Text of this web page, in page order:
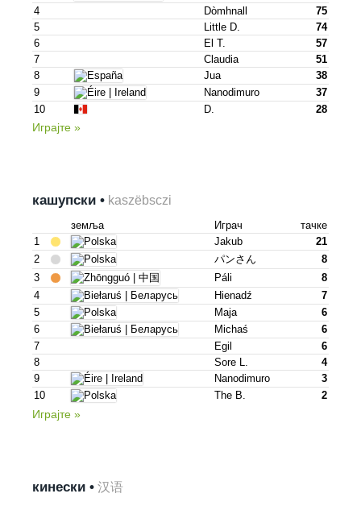
4
Dòmhnall
75
5
Little D.
74
6
El T.
57
7
Claudia
51
8
Jua
38
9
Nanodimuro
37
10
D. 28
Играјте »
кашупски • kaszëbsczi
земља Играч
тачке
1
Jakub
21
2
パンさん
8
3
Páli
8
4
Hienadź
7
5
Maja
6
6
Michaś
6
7
Egil
6
8
Sore L.
4
9
Nanodimuro
3
10
The B. 2
Играјте »
кинески • 汉语